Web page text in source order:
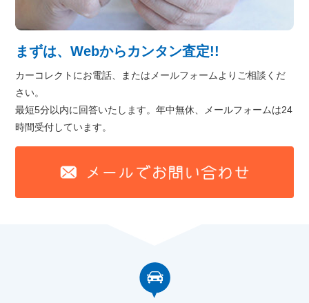
まずは、Webからカンタン査定!!
カーコレクトにお電話、またはメールフォームよりご相談くだ
さい。
最短5分以内に回答いたします。年中無休、メールフォームは24
時間受付しています。